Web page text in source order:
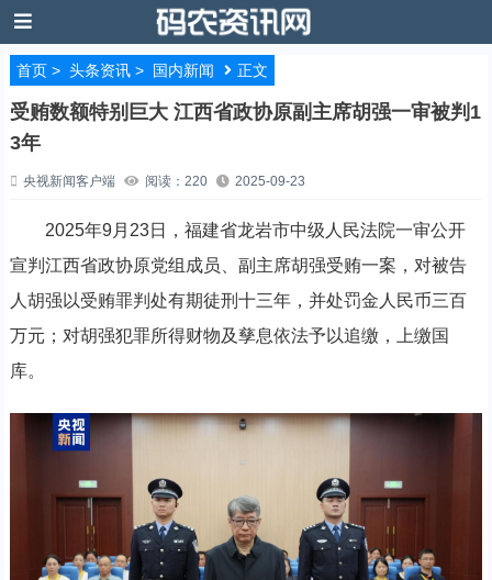
首页> 头条资讯> 国内新闻 正文
受贿数额特别巨大 江西省政协原副主席胡强一审被判1
3年
央视新闻客户端 阅读：220 2025-09-23
2025年9月23日，福建省龙岩市中级人民法院一审公开
宣判江西省政协原党组成员、副主席胡强受贿一案，对被告
人胡强以受贿罪判处有期徒刑十三年，并处罚金人民币三百
万元；对胡强犯罪所得财物及孳息依法予以追缴，上缴国
库。